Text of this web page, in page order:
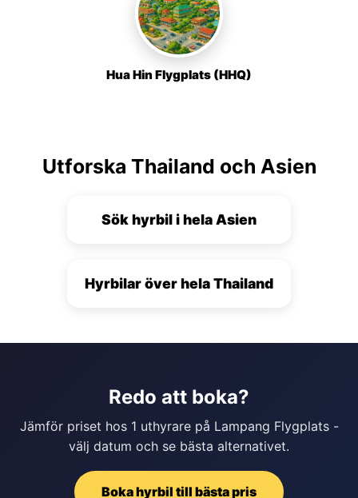
Hua Hin Flygplats (HHQ)
Utforska Thailand och Asien
Sök hyrbil i hela Asien
Hyrbilar över hela Thailand
Redo att boka?
Jämför priset hos 1 uthyrare på Lampang Flygplats -
välj datum och se bästa alternativet.
Boka hyrbil till bästa pris